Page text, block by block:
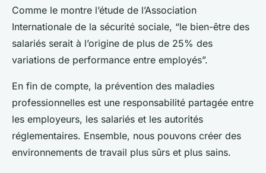
Comme le montre l’étude de l’Association
Internationale de la sécurité sociale, “le bien-être des
salariés serait à l’origine de plus de 25% des
variations de performance entre employés”.
En fin de compte, la prévention des maladies
professionnelles est une responsabilité partagée entre
les employeurs, les salariés et les autorités
réglementaires. Ensemble, nous pouvons créer des
environnements de travail plus sûrs et plus sains.